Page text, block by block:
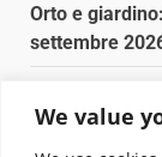
We value
Orto e
settembre
Fava cottora: